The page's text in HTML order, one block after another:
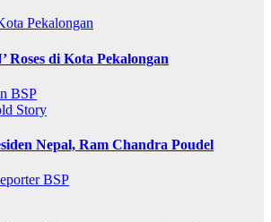
Pekalongan
Roses di Kota Pekalongan
BSP
Story
Nepal, Ram Chandra Poudel
BSP